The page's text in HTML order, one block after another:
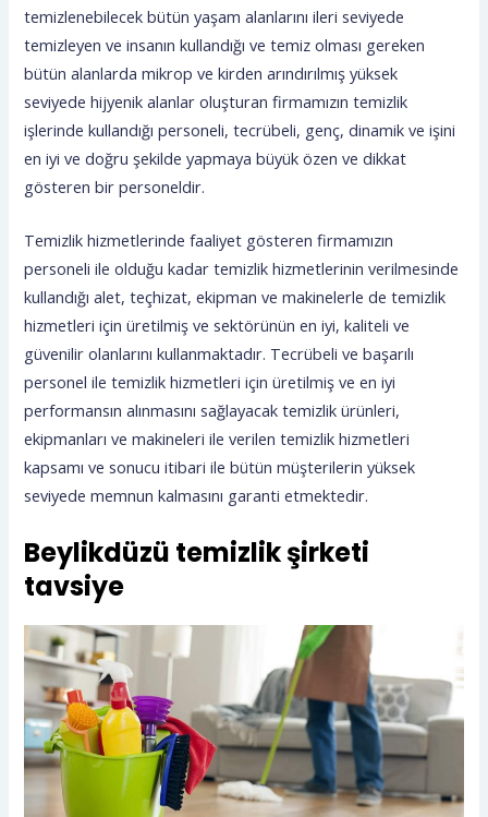
temizlenebilecek bütün yaşam alanlarını ileri seviyede
temizleyen ve insanın kullandığı ve temiz olması gereken
bütün alanlarda mikrop ve kirden arındırılmış yüksek
seviyede hijyenik alanlar oluşturan firmamızın temizlik
işlerinde kullandığı personeli, tecrübeli, genç, dinamik ve işini
en iyi ve doğru şekilde yapmaya büyük özen ve dikkat
gösteren bir personeldir.
Temizlik hizmetlerinde faaliyet gösteren firmamızın
personeli ile olduğu kadar temizlik hizmetlerinin verilmesinde
kullandığı alet, teçhizat, ekipman ve makinelerle de temizlik
hizmetleri için üretilmiş ve sektörünün en iyi, kaliteli ve
güvenilir olanlarını kullanmaktadır. Tecrübeli ve başarılı
personel ile temizlik hizmetleri için üretilmiş ve en iyi
performansın alınmasını sağlayacak temizlik ürünleri,
ekipmanları ve makineleri ile verilen temizlik hizmetleri
kapsamı ve sonucu itibari ile bütün müşterilerin yüksek
seviyede memnun kalmasını garanti etmektedir.
Beylikdüzü temizlik şirketi
tavsiye